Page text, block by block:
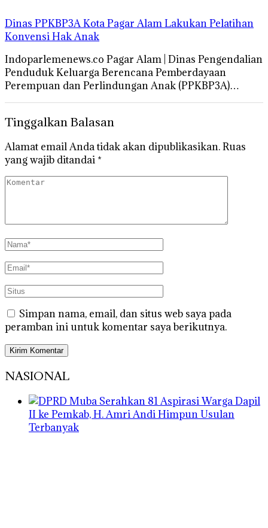
Dinas PPKBP3A Kota Pagar Alam Lakukan Pelatihan
Konvensi Hak Anak
Indoparlemenews.co Pagar Alam | Dinas Pengendalian
Penduduk Keluarga Berencana Pemberdayaan
Perempuan dan Perlindungan Anak (PPKBP3A)…
Tinggalkan Balasan
Alamat email Anda tidak akan dipublikasikan.Ruas
yang wajib ditandai *
Simpan nama, email, dan situs web saya pada
peramban ini untuk komentar saya berikutnya.
NASIONAL